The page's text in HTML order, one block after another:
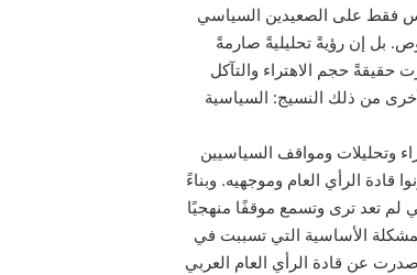
فقط على الصعيدين السياسي
بل إن رؤيةً تحليليةً صارمةً
حقيقةً حجم الاهتراء والتآكل
من ذلك النسيج: السياسية
وتحليلات ومواقف السياسيين
قادة الرأي العام وموجهيه. وبناءً
لم تعد ترى وتسمع موقفًا منهجيًا
الأساسية التي تسببت في
عن قادة الرأي العام العربي